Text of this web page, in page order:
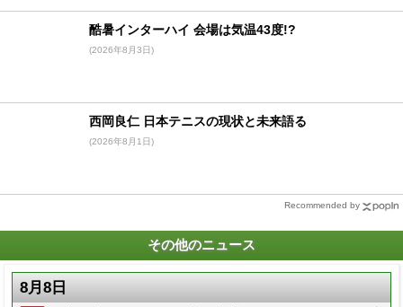
酷暑インターハイ 会場は気温43度!?
(2026年8月3日)
西岡良仁 日本テニスの現状と未来語る
(2026年8月1日)
Recommended by
その他のニュース
8月8日